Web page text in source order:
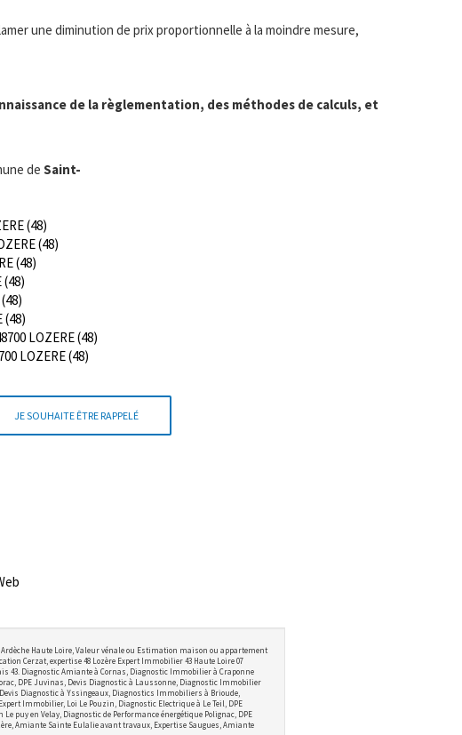
une diminution de prix proportionnelle à la moindre mesure,
de la règlementation, des méthodes de calculs, et
de Saint-
(48)
(48)
(48)
(48)
LOZERE (48)
LOZERE (48)
JE SOUHAITE ÊTRE RAPPELÉ
Haute Loire, Valeur vénale ou Estimation maison ou appartement
Cerzat, expertise 48 Lozère Expert Immobilier 43 Haute Loire 07
43. Diagnostic Amiante à Cornas, Diagnostic Immobilier à Craponne
DPE Juvinas, Devis Diagnostic à Laussonne, Diagnostic Immobilier
Diagnostic à Yssingeaux, Diagnostics Immobiliers à Brioude,
Immobilier, Loi Le Pouzin, Diagnostic Electrique à Le Teil, DPE
puy en Velay, Diagnostic de Performance énergétique Polignac, DPE
Amiante Sainte Eulalie avant travaux, Expertise Saugues, Amiante